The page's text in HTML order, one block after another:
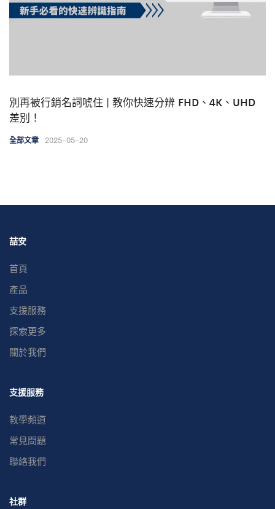
別再被行銷名詞唬住 | 教你快速分辨 FHD、4K、UHD
差別！
全部文章 2025-05-20
喆安
首頁
產品
支援服務
探索更多
關於我們
支援服務
教學頻道
常見問題
聯絡我們
社群